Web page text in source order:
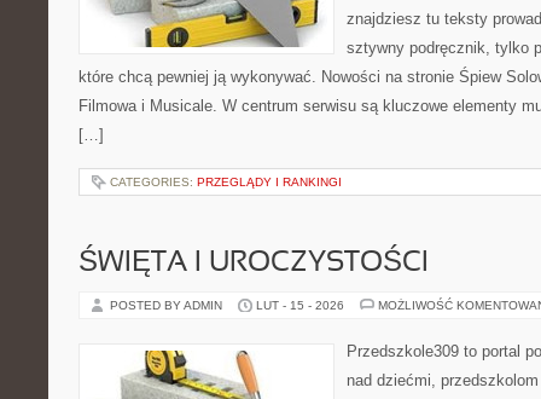
znajdziesz tu teksty
sztywny podręcznik, tylko
które chcą pewniej ją wykonywać. Nowości na stronie Śpiew
Filmowa i Musicale. W centrum serwisu są kluczowe elementy
[…]
CATEGORIES: PRZEGLĄDY I RANKINGI
ŚWIĘTA I UROCZYSTOŚCI
POSTED BY ADMIN LUT - 15 - 2026 MOŻLIWOŚĆ
Przedszkole309 to portal
nad dziećmi,